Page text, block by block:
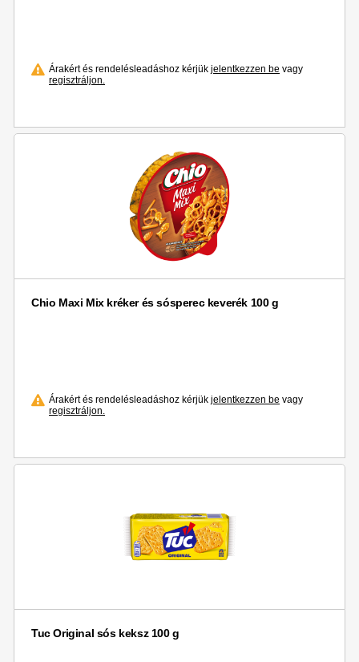
Árakért és rendelésleadáshoz kérjük jelentkezzen be vagy
regisztráljon.
Chio Maxi Mix kréker és sósperec keverék 100 g
Árakért és rendelésleadáshoz kérjük jelentkezzen be vagy
regisztráljon.
Tuc Original sós keksz 100 g